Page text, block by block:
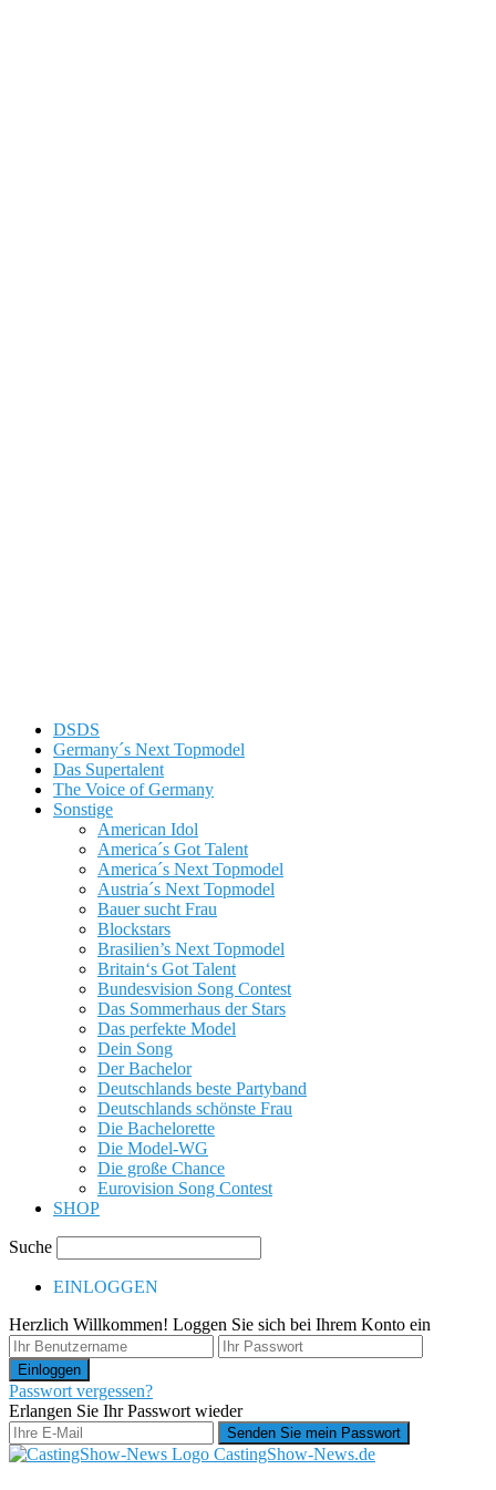
DSDS
Germany´s Next Topmodel
Das Supertalent
The Voice of Germany
Sonstige
American Idol
America´s Got Talent
America´s Next Topmodel
Austria´s Next Topmodel
Bauer sucht Frau
Blockstars
Brasilien’s Next Topmodel
Britain‘s Got Talent
Bundesvision Song Contest
Das Sommerhaus der Stars
Das perfekte Model
Dein Song
Der Bachelor
Deutschlands beste Partyband
Deutschlands schönste Frau
Die Bachelorette
Die Model-WG
Die große Chance
Eurovision Song Contest
SHOP
Suche
EINLOGGEN
Herzlich Willkommen! Loggen Sie sich bei Ihrem Konto ein
Passwort vergessen?
Erlangen Sie Ihr Passwort wieder
CastingShow-News.de